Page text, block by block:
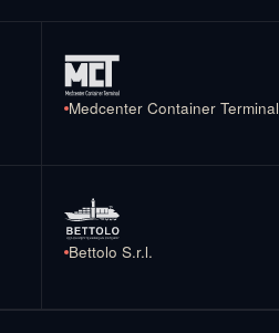
Medcenter Container Terminal
Bettolo S.r.l.